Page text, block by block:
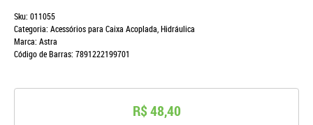
Sku: 011055
Categoria: Acessórios para Caixa Acoplada,Hidráulica
Marca: Astra
Código de Barras: 7891222199701
R$ 48,40